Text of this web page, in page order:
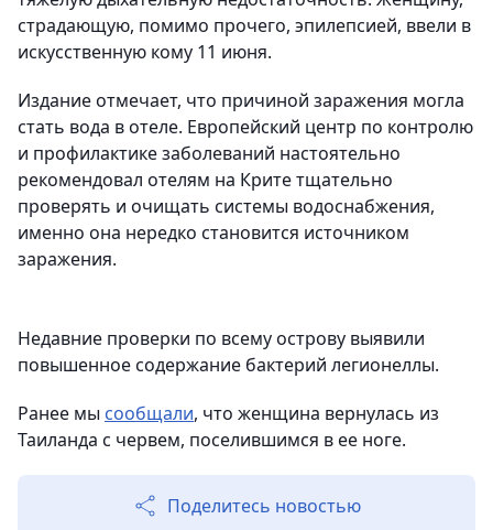
страдающую, помимо прочего, эпилепсией, ввели в
искусственную кому 11 июня.
Издание отмечает, что причиной заражения могла
стать вода в отеле. Европейский центр по контролю
и профилактике заболеваний настоятельно
рекомендовал отелям на Крите тщательно
проверять и очищать системы водоснабжения,
именно она нередко становится источником
заражения.
Недавние проверки по всему острову выявили
повышенное содержание бактерий легионеллы.
Ранее мы сообщали, что женщина вернулась из
Таиланда с червем, поселившимся в ее ноге.
Поделитесь новостью